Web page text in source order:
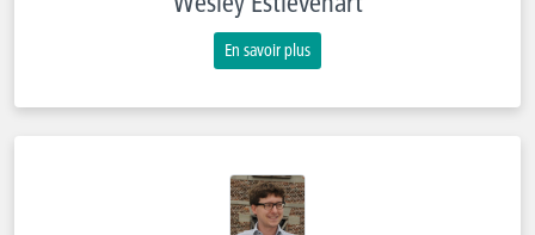
En savoir plus